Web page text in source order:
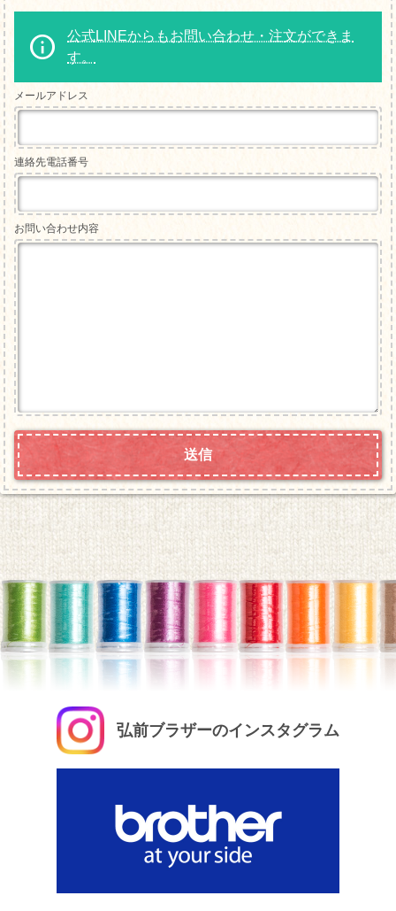
公式LINEからもお問い合わせ・注文ができま
す。
メールアドレス
連絡先電話番号
お問い合わせ内容
弘前ブラザーのインスタグラム